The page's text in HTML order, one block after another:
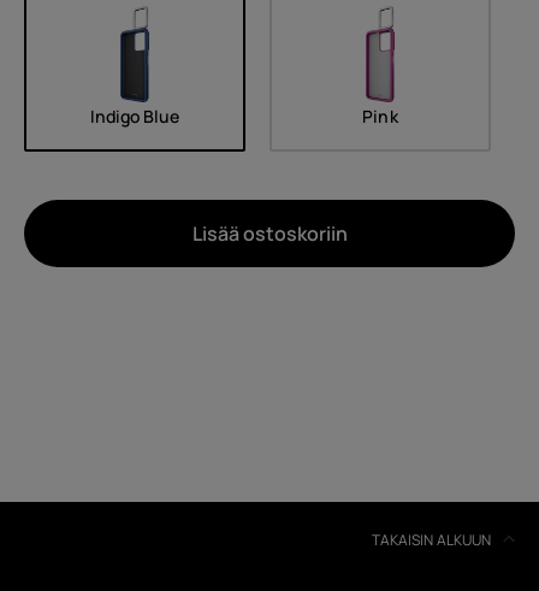
Indigo Blue Pink
Lisää ostoskoriin
TAKAISIN ALKUUN